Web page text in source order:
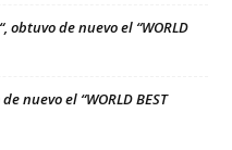
“, obtuvo de nuevo el “WORLD
nuevo el “WORLD BEST